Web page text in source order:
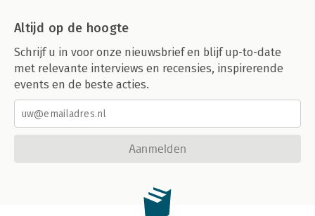
Altijd op de hoogte
Schrijf u in voor onze nieuwsbrief en blijf up-to-date
met relevante interviews en recensies, inspirerende
events en de beste acties.
Aanmelden